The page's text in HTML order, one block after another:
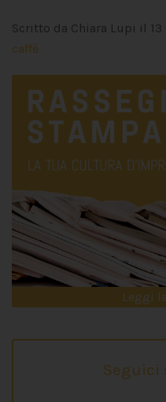
Scritto da Chiara Lupi il
caffè
Leggi
Seguici